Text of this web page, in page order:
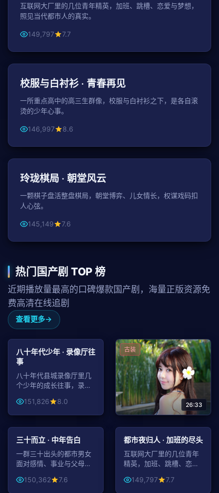
互联网大厂里的几位青年精英，加班、跳槽、恋爱与梦想，
照见当代都市人的真实。
149,797 7.7
青春
校服与白衬衫 · 青春再见
一所重点高中的高三生群像，校服与白衬衫之下，是各自滚
烫的少年心事。
146,997 8.6
古装
玲珑棋局 · 朝堂风云
一颗棋子盘活整盘棋局，朝堂博弈、儿女情长，权谋戏码扣
人心弦。
145,149 7.6
热门国产剧 TOP 榜
近期播放量最高的口碑爆款国产剧，海量正版资源免
费高清在线追剧
查看更多
年代
八十年代少年 · 录像厅往
事
八十年代县城录像厅里几
个少年的成长往事，录像
整个青春。
151,826 8.0
古装
26:33
山海行者 · 神州奇谭
山海经神兽世界观开启，
一位少年踏遍九州寻回上
古封印，画风惊艳东方美
151,101 9.1
都市
45:39
三十而立 · 中年告白
一群三十出头的都市男女
面对感情、事业与父母的
法。150,362 7.6
都市
44:14
都市夜归人 · 加班的尽头
互联网大厂里的几位青年
精英，加班、跳槽、恋爱
的真实。
149,797 7.7